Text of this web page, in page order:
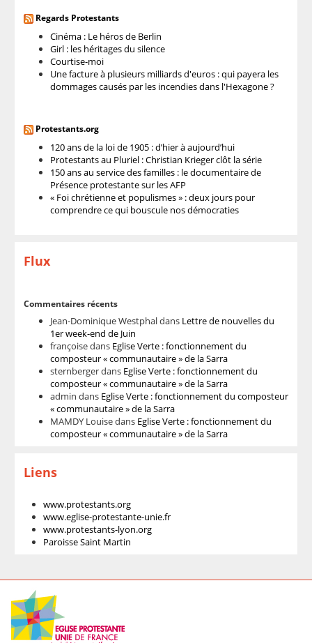
Regards Protestants
Cinéma : Le héros de Berlin
Girl : les héritages du silence
Courtise-moi
Une facture à plusieurs milliards d'euros : qui payera les
dommages causés par les incendies dans l'Hexagone ?
Protestants.org
120 ans de la loi de 1905 : d’hier à aujourd’hui
Protestants au Pluriel : Christian Krieger clôt la série
150 ans au service des familles : le documentaire de
Présence protestante sur les AFP
« Foi chrétienne et populismes » : deux jours pour
comprendre ce qui bouscule nos démocraties
Flux
Commentaires récents
Jean-Dominique Westphaldans Lettre de nouvelles du
1er week-end de Juin
françoisedans Eglise Verte : fonctionnement du
composteur « communautaire » de la Sarra
sternbergerdans Eglise Verte : fonctionnement du
composteur « communautaire » de la Sarra
admin dans Eglise Verte : fonctionnement du composteur
« communautaire » de la Sarra
MAMDY Louisedans Eglise Verte : fonctionnement du
composteur « communautaire » de la Sarra
Liens
www.protestants.org
www.eglise-protestante-unie.fr
www.protestants-lyon.org
Paroisse Saint Martin